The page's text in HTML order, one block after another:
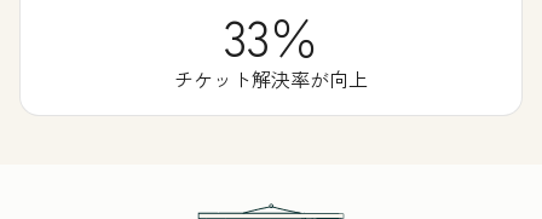
33％
チケット解決率が向上